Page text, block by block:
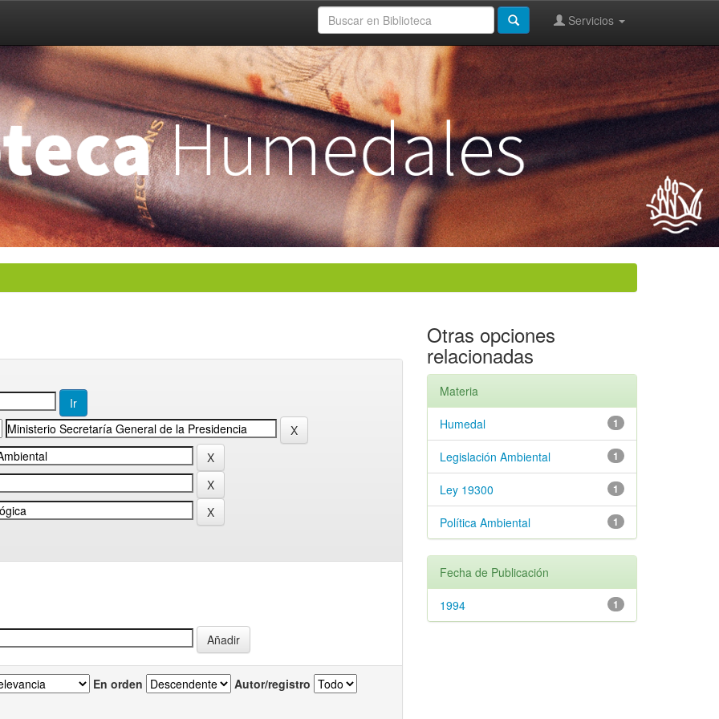
Servicios
En orden Autor/registro
Otras opciones
relacionadas
Materia
1
Humedal
1
Legislación Ambiental
1
Ley 19300
1
Política Ambiental
Fecha de Publicación
1
1994